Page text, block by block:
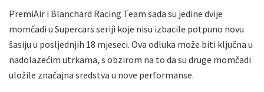
PremiAir i Blanchard Racing Team sada su jedine dvije
momčadi u Supercars seriji koje nisu izbacile potpuno novu
šasiju u posljednjih 18 mjeseci. Ova odluka može biti ključna u
nadolazećim utrkama, s obzirom na to da su druge momčadi
uložile značajna sredstva u nove performanse.